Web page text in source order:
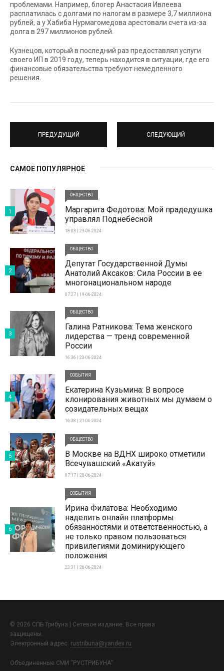
проблемами. Например, блогер Анастасия Ивлеева
расплатилась с долгами по налогам в размере 3,7 миллиона
рублей, а у Хабиба Нурмагомедова арестовали счета из-за
долга в 297 миллионов рублей.
Кузнецов, который в последний раз предоставлял услуги
своего ИП в 2019 году, теперь находится в ситуации, где его
финансовые обязательства требуют немедленного
решения.
ПРЕДУДУЩИЙ СЛЕДУЮЩИЙ
САМОЕ ПОПУЛЯРНОЕ
ОБЩЕСТВО
Маргарита Федотова: Мой прадедушка
управлял Поднебесной
18:03 | 23-06-2024
1
ОБЩЕСТВО
Депутат Государственной Думы
Анатолий Аксаков: Сила России в ее
многонациональном народе
07:27 | 19-06-2024
2
ОБЩЕСТВО
Галина Ратникова: Тема женского
лидерства — тренд современной
России
16:36 | 23-06-2024
3
СОБЫТИЯ
Екатерина Кузьмина: В вопросе
клонирования животных мы думаем о
созидательных вещах
16:38 | 21-06-2024
4
ОБЩЕСТВО
В Москве на ВДНХ широко отметили
Всечувашский «Акатуй»
07:17 | 20-06-2024
5
СОБЫТИЯ
Ирина Филатова: Необходимо
наделить онлайн платформы
обязанностями и ответственностью, а
не только правом пользоваться
привилегиями доминирующего
положения
23:31 | 26-06-2024
6
© 2026 СПБ Трибуна | Сетевое издание. Все права
защищены.
Электронный адрес: rustribuna@yandex.ru
Объединенные СМИ “РУСТРИБУНА”